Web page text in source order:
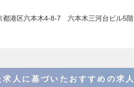
都港区六本木4-8-7 六本木三河台ビル5階
人に基づいたおすすめの求人